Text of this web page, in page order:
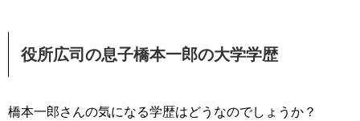
役所広司の息子橋本一郎の大学学歴
橋本一郎さんの気になる学歴はどうなのでしょうか？